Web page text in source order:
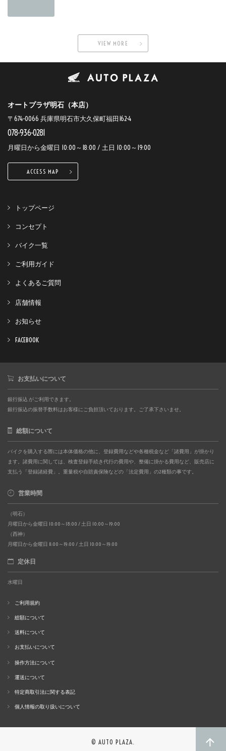
VIEW MORE
オートプラザ明石（本店）
〒674-0066 兵庫県明石市大久保町福田162-4
078-936-0281
月曜日から金曜日 10:00～18:00 / 土日 10:00～19:00
ACCESS MAP
トップページ
コンセプト
バイク一覧
ご利用ガイド
よくあるご質問
店舗情報
お知らせ
FACEBOOK
お支払いについて
銀行振込 がご利用できます。
銀行振込の振替手数料はお客様にご負担頂いております。ご了承下さいませ。
総額について
バイクを購入する際には本体価格の他に、登録費用などや各種税金など「諸費用」が掛かり
ます。諸費用に関しては、検査登録手続き代行の費用や、整備に掛かる費用など、販売店に
支払う「登録諸経費」。重量税や自賠責保険などの「法定費用」の2種類の事です。
営業時間
（明石）
月曜日から金曜日 10:00～18:00 / 土日 10:00～19:00
（西神）
月曜日から金曜日 11:00～19:00 / 土日 10:00～19:00
定休日
水曜日
ご利用規約
総額について
送料について
お支払いについて
操作方法について
運送について
特定商取引法に関する表記
個人情報の取り扱いについて
© AUTO PLAZA.